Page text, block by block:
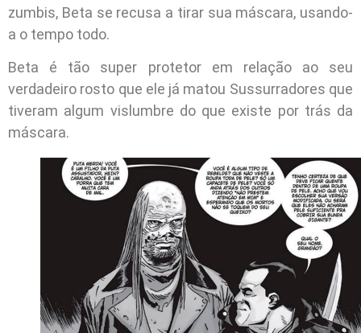
zumbis, Beta se recusa a tirar sua máscara, usando-
a o tempo todo.
Beta é tão super protetor em relação ao seu
verdadeiro rosto que ele já matou Sussurradores que
tiveram algum vislumbre do que existe por trás da
máscara.